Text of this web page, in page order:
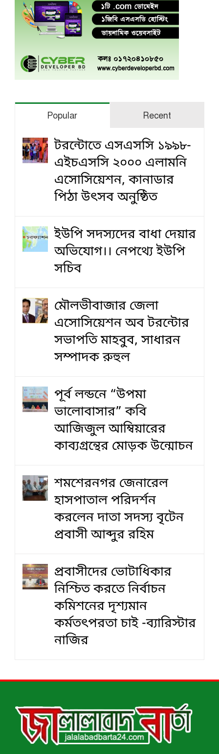
Popular Recent
টরন্টোতে এসএসসি ১৯৯৮-
এইচএসসি ২০০০ এলামনি
এসোসিয়েশন, কানাডার
পিঠা উৎসব অনুষ্ঠিত
ইউপি সদস্যদের বাধা দেয়ার
অভিযোগ।। নেপথ্যে ইউপি
সচিব
মৌলভীবাজার জেলা
এসোসিয়েশন অব টরন্টোর
সভাপতি মাহবুব, সাধারন
সম্পাদক রুহুল
পূর্ব লন্ডনে “উপমা
ভালোবাসার” কবি
আজিজুল আম্বিয়ারের
কাব্যগ্রন্থের মোড়ক উন্মোচন
শমশেরনগর জেনারেল
হাসপাতাল পরিদর্শন
করলেন দাতা সদস্য বৃটেন
প্রবাসী আব্দুর রহিম
প্রবাসীদের ভোটাধিকার
নিশ্চিত করতে নির্বাচন
কমিশনের দৃশ‍্যমান
কর্মতৎপরতা চাই -ব্যারিস্টার
নাজির